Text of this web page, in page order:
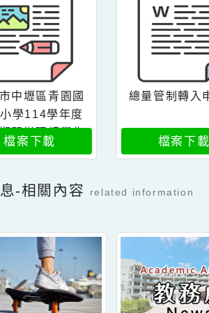
件下載 Download attachment
園市中壢區青園國
中小學114學年度
假期間辦理轉學作
業須知
檔案下載
總量管制
檔